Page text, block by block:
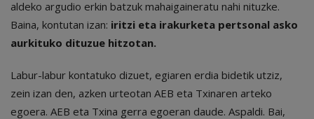
aldeko argudio erkin batzuk mahaigaineratu nahi nituzke.
Baina, kontutan izan: iritzi eta irakurketa pertsonal asko
aurkituko dituzue hitzotan.
Labur-labur kontatuko dizuet, egiaren erdia bidetik utziz,
zein izan den, azken urteotan AEB eta Txinaren arteko
egoera. AEB eta Txina gerra egoeran daude. Aspaldi. Bai,